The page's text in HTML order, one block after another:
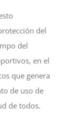
del
del
en el
que genera
de uso de
de todos.